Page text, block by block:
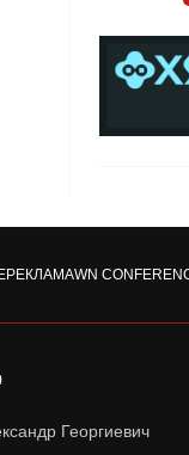
РЕКЛАМАWN
Георгиевич